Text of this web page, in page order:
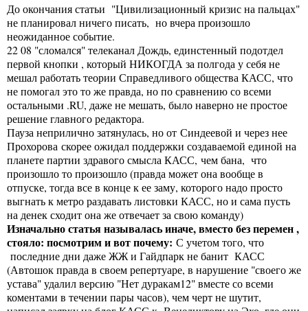
До окончания статьи "Цивилизационный кризис на пальцах"
не планировал ничего писать, но вчера произошло
неожиданное событие.
22 08 "сломался" телеканал Дождь, единстенный подотдел
первой кнопки , который НИКОГДА за полгода у себя не
мешал работать теории Справедливого общества КАСС, что
не помогал это то же правда, но по сравнению со всеми
остальными .RU, даже не мешать, было наверно не простое
решение главного редактора.
Пауза неприлично затянулась, но от Синдеевой и через нее
Прохорова скорее ожидал поддержки создаваемой единой на
планете партии здравого смысла КАСС, чем бана, что
произошло то произошло (правда может она вообще в
отпуске, тогда все в конце к ее заму, которого надо просто
выгнать к метро раздавать листовки КАСС, но и сама пусть
на денек сходит она же отвечает за свою команду)
Изначально статья называлась иначе, вместо без перемен ,
стояло: посмотрим и вот почему: С учетом того, что
последние дни даже ЖЖ и Гайдпарк не банит КАСС
(Автошок правда в своем репертуаре, в нарушение "своего же
устава" удалил версию "Нет дуракам12" вместе со всеми
коментами в течении пары часов), чем черт не шутит,